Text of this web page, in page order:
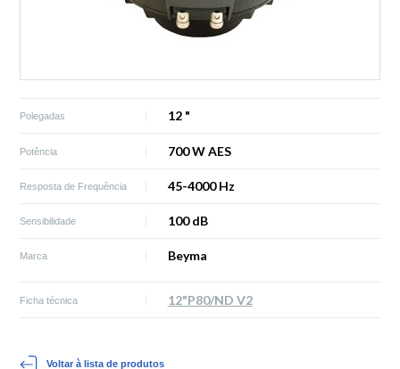
Polegadas 12 "
Potência 700 W AES
Resposta de Frequência 45-4000 Hz
Sensibilidade 100 dB
Marca Beyma
Ficha técnica 12"P80/ND V2
Voltar à lista de produtos